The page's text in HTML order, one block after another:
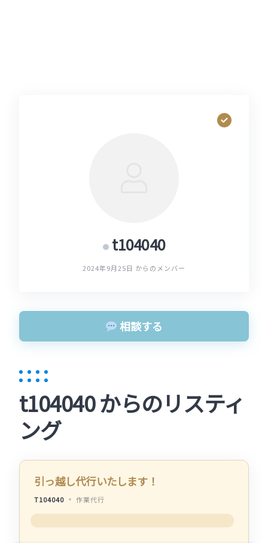
t104040
2024年9月25日 からのメンバー
相談する
t104040 からのリスティ
ング
引っ越し代行いたします！
T104040 作業代行